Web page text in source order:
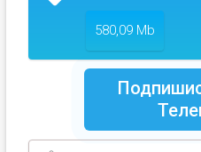
580,09 Mb